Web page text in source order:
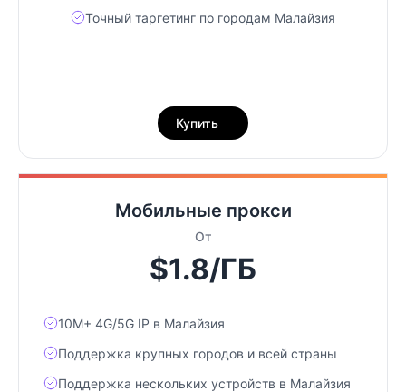
Точный таргетинг по городам Малайзия
Купить
Мобильные прокси
От
$1.8/ГБ
10М+ 4G/5G IP в Малайзия
Поддержка крупных городов и всей страны
Поддержка нескольких устройств в Малайзия